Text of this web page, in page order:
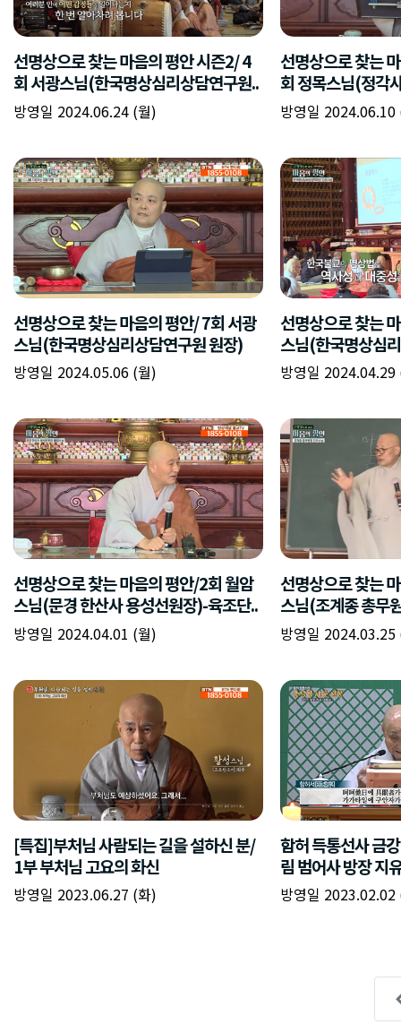
선명상으로 찾는 마음의 평안 시즌2/ 4
회 서광스님(한국명상심리상담연구원..
방영일 2024.06.24 (월)
선명상으로 찾는
회 정목스님(정각
방영일 2024.06.10
선명상으로 찾는 마음의 평안/ 7회 서광
스님(한국명상심리상담연구원 원장)
방영일 2024.05.06 (월)
선명상으로 찾는
스님(한국명상심
방영일 2024.04.29
선명상으로 찾는 마음의 평안/2회 월암
스님(문경 한산사 용성선원장)-육조단..
방영일 2024.04.01 (월)
선명상으로 찾는
스님(조계종 총무
방영일 2024.03.25
[특집]부처님 사람되는 길을 설하신 분/
1부 부처님 고요의 화신
방영일 2023.06.27 (화)
함허 득통선사 금
림 범어사 방장 지
방영일 2023.02.02